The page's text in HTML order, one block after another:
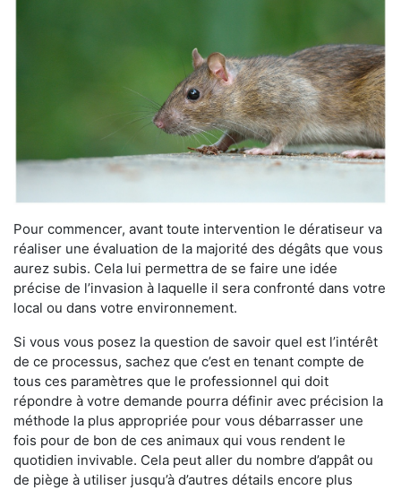
Pour commencer, avant toute intervention le dératiseur va
réaliser une évaluation de la majorité des dégâts que vous
aurez subis. Cela lui permettra de se faire une idée
précise de l’invasion à laquelle il sera confronté dans votre
local ou dans votre environnement.
Si vous vous posez la question de savoir quel est l’intérêt
de ce processus, sachez que c’est en tenant compte de
tous ces paramètres que le professionnel qui doit
répondre à votre demande pourra définir avec précision la
méthode la plus appropriée pour vous débarrasser une
fois pour de bon de ces animaux qui vous rendent le
quotidien invivable. Cela peut aller du nombre d’appât ou
de piège à utiliser jusqu’à d’autres détails encore plus